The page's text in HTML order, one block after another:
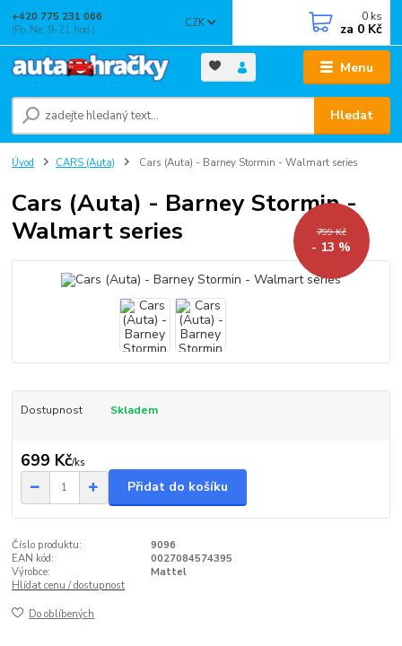
Menu
CZK
Hledat
+420 775 231 066
(Po-Ne, 9-21 hod.)
0 ks
za 0 Kč
Úvod CARS (Auta) Cars (Auta) - Barney Stormin - Walmart series
Cars (Auta) - Barney Stormin -
Walmart series
799 Kč
- 13 %
Dostupnost Skladem
699 Kč/ks
Přidat do košíku
Číslo produktu:
9096
EAN kód:
0027084574395
Výrobce:
Mattel
Hlídat cenu / dostupnost
Do oblíbených